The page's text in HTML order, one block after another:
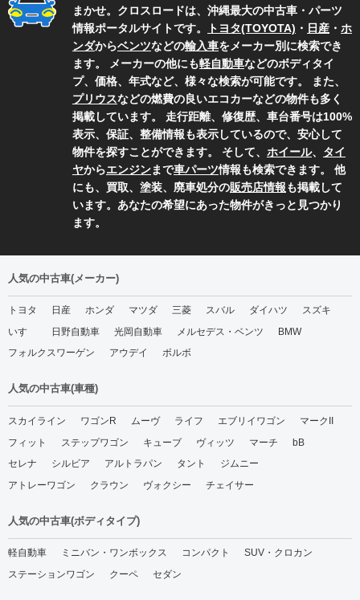
まかせ。クロスロードは、沖縄最大の中古車・パーツ
情報ポータルサイトです。
トヨタ(TOYOTA) ・ 日産 ・ ホ
ンダからベンツなどの輸入車をメーカー別に検索でき
ます。 メーカーの他にも軽自動車などのボディタイ
プ、価格、年式など、様々な検索が可能です。 また、
プリウスなどの燃費の良いエコカーなどの物件も多く
掲載しています。 走行距離、修復歴、車台番号は100%
表示、保証、整備情報も表示しているので、安心して
物件を探すことができます。 そして、 ホイール、 タイ
ヤからエンジンまで車パーツ情報も検索できます。 他
にも、買取、塗装、廃車処分の販売店情報も掲載して
います。あなたの希望にあった物件がきっと見つかり
ます。
人気の中古車(メーカー)
トヨタ 日産 ホンダ マツダ 三菱 スバル ダイハツ
スズキ
いすゞ
日野自動車 光岡自動車 メルセデス・ベンツ
BMW
フォルクスワーゲン
アウデイ ボルボ
人気の中古車(車種)
スカイライン ワゴンR ムーヴ ライフ エブリイワゴン
マークII
フィット
ステップワゴン キューブ ヴィッツ マーチ
bB
セレナ
シルビア アルトラパン タント
ジムニー
アトレーワゴン
クラウン ヴォクシー チェイサー
人気の中古車(ボディタイプ)
軽自動車 ミニバン・ワンボックス コンパクト
SUV・クロカン
ステーションワゴン
クーペ セダン